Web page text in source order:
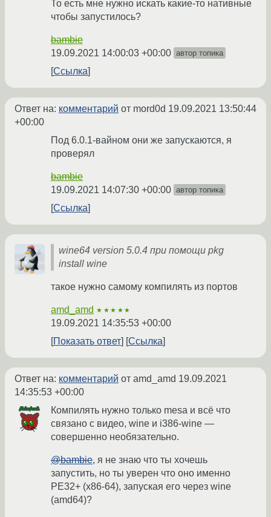
То есть мне нужно искать какие-то нативные
чтобы запустилось?
bambie
19.09.2021 14:00:03 +00:00 автор топика
Ссылка
Ответ на: комментарий от mord0d 19.09.2021 13:50:44
+00:00
Под 6.0.1-вайном они же запускаются, я
проверял
bambie
19.09.2021 14:07:30 +00:00 автор топика
Ссылка
wine64 version 5.0.4 при помощи pkg
install wine
такое нужно самому компилять из портов
amd_amd ★★★★★
19.09.2021 14:35:53 +00:00
Показать ответ
Ссылка
Ответ на: комментарий от amd_amd 19.09.2021
14:35:53 +00:00
Компилять нужно только mesa и всё что
связано с видео, wine и i386-wine —
совершенно необязательно.
@bambie, я не знаю что ты хочешь
запустить, но ты уверен что оно именно
PE32+ (x86-64), запуская его через wine
(amd64)?